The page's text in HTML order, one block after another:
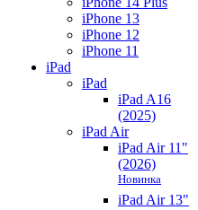
iPhone 13
iPhone 12
iPhone 11
iPad
iPad
iPad A16
(2025)
iPad Air
iPad Air 11"
(2026)
Новинка
iPad Air 13"